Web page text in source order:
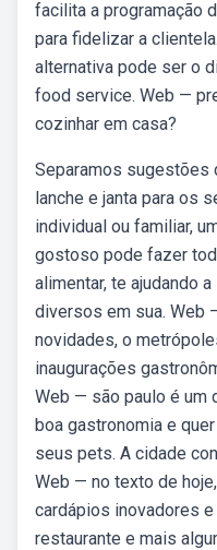
facilita a programação
para fidelizar a
alternativa pode ser o
food service. Web —
cozinhar em casa?
Separamos sugestões
lanche e janta para os
individual ou familiar,
gostoso pode fazer
alimentar, te ajudando
diversos em sua. Web
novidades, o
inaugurações
Web — são paulo é um
boa gastronomia e
seus pets. A cidade
Web — no texto de
cardápios inovadores
restaurante e mais